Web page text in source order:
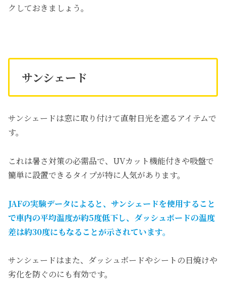
クしておきましょう。
サンシェード
サンシェードは窓に取り付けて直射日光を遮るアイテムで
す。
これは暑さ対策の必需品で、UVカット機能付きや吸盤で
簡単に設置できるタイプが特に人気があります。
JAFの実験データによると、サンシェードを使用すること
で車内の平均温度が約5度低下し、ダッシュボードの温度
差は約30度にもなることが示されています。
サンシェードはまた、ダッシュボードやシートの日焼けや
劣化を防ぐのにも有効です。